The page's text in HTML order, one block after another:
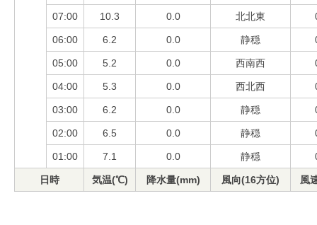
07:00 10.3 0.0 北北東
06:00 6.2 0.0 静穏
05:00 5.2 0.0 西南西
04:00 5.3 0.0 西北西
03:00 6.2 0.0 静穏
02:00 6.5 0.0 静穏
01:00 7.1 0.0 静穏
日時 気温(℃) 降水量(mm) 風向(16方位) 風